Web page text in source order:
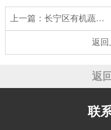
上一篇： 长宁区有机蔬菜配送中心
返回
返
联